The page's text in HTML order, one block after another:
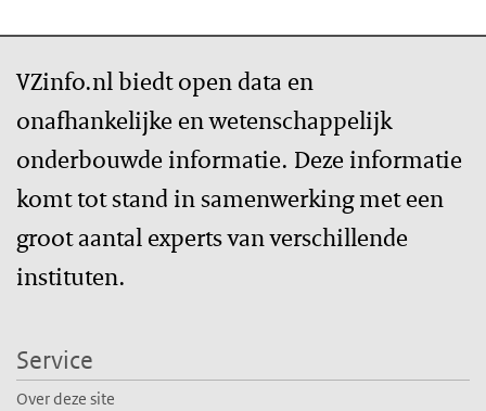
VZinfo.nl biedt open data en
onafhankelijke en wetenschappelijk
onderbouwde informatie. Deze informatie
komt tot stand in samenwerking met een
groot aantal experts van verschillende
instituten.
Service
Over deze site